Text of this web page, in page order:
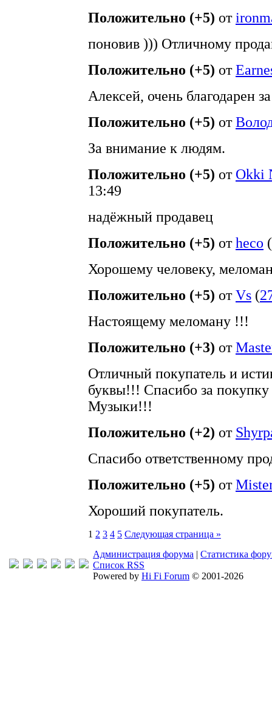
Положительно (+5) от
поновив ))) Отличному
Положительно (+5) от
Алексей, очень благодарен
Положительно (+5) от
За внимание к людям.
Положительно (+5) от Okki
13:49
надёжный продавец
Положительно (+5) отheco (
Хорошему человеку,
Положительно (+5) отVs (
Настоящему меломану !!!
Положительно (+3) от
Отличный покупатель и
буквы!!! Спасибо за
Музыки!!!
Положительно (+2) от
Спасибо ответственному
Положительно (+5) от
Хороший покупатель.
1 2 3 4 5 Следующая страница »
Администрация форума | Статистика
Список RSS
Powered by Hi Fi Forum © 2001-2026